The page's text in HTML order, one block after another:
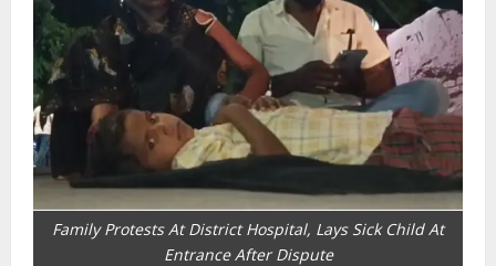
Family Protests At District Hospital, Lays Sick Child At
Entrance After Dispute